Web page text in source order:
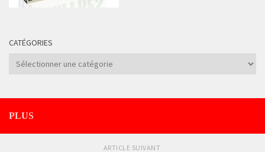
CATÉGORIES
Catégories
PLUS
ARTICLE SUIVANT